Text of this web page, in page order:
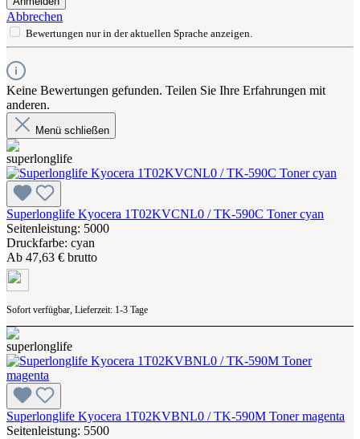
Abbrechen
Bewertungen nur in der aktuellen Sprache anzeigen.
Keine Bewertungen gefunden. Teilen Sie Ihre Erfahrungen mit
anderen.
Menü schließen
Superlonglife Kyocera 1T02KVCNL0 / TK-590C Toner cyan
Seitenleistung: 5000
Druckfarbe: cyan
Ab 47,63 € brutto
Sofort verfügbar, Lieferzeit: 1-3 Tage
Superlonglife Kyocera 1T02KVBNL0 / TK-590M Toner magenta
Seitenleistung: 5500